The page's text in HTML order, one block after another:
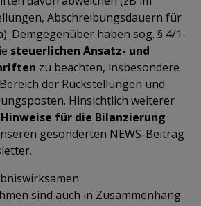
Abschreibungsdauern für
Demgegenüber haben sog. § 4/1-
steuerlichen Ansatz- und
zu beachten, insbesondere
der Rückstellungen und
Hinsichtlich weiterer
Hinweise für die Bilanzierung
gesonderten NEWS-Beitrag
sind auch in Zusammenhang